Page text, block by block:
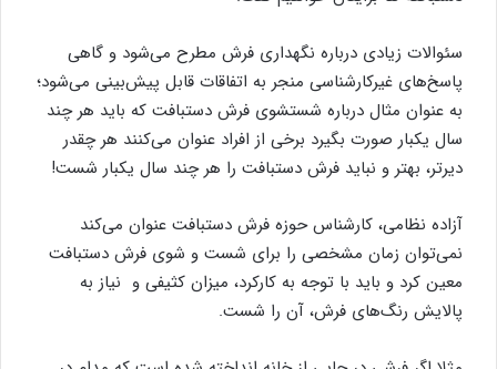
سئوالات زیادی درباره نگهداری فرش مطرح می‌شود و گاهی
پاسخ‌های غیرکارشناسی منجر به اتفاقات قابل پیش‌بینی می‌شود؛
به عنوان مثال درباره شستشوی فرش دستبافت که باید هر چند
سال یکبار صورت بگیرد برخی از افراد عنوان می‌کنند هر چقدر
دیرتر، بهتر و نباید فرش دستبافت را هر چند سال یکبار شست!
آزاده نظامی، کارشناس حوزه فرش دستبافت عنوان می‌کند
نمی‌توان زمان مشخصی را برای شست و شوی فرش دستبافت
معین کرد و باید با توجه به کارکرد، میزان کثیفی و نیاز به
پالایش رنگ‌های فرش، آن را شست.